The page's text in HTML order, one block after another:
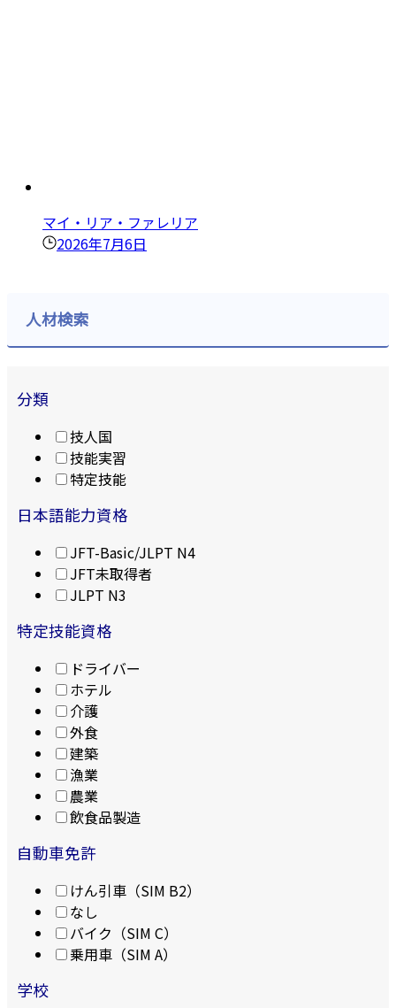
マイ・リア・ファレリア
2026年7月6日
人材検索
分類
技人国
技能実習
特定技能
日本語能力資格
JFT-Basic/JLPT N4
JFT未取得者
JLPT N3
特定技能資格
ドライバー
ホテル
介護
外食
建築
漁業
農業
飲食品製造
自動車免許
けん引車（SIM B2）
なし
バイク（SIM C）
乗用車（SIM A）
学校